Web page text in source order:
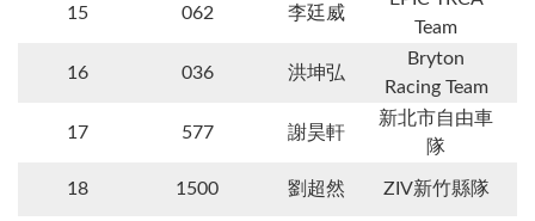
15 062 李廷威
Team
16 036 洪坤弘
Bryton
Racing Team
17 577 謝昊軒
新北市自由車
隊
18 1500 劉超然 ZIV新竹縣隊